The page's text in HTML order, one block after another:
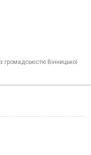
громадськістю Вінницької